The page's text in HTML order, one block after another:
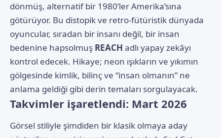
dönmüş, alternatif bir 1980’ler Amerika’sına
götürüyor. Bu distopik ve retro-fütüristik dünyada
oyuncular, sıradan bir insanı değil, bir insan
bedenine hapsolmuş REACH adlı yapay zekâyı
kontrol edecek. Hikaye; neon ışıkların ve yıkımın
gölgesinde kimlik, bilinç ve “insan olmanın” ne
anlama geldiği gibi derin temaları sorgulayacak.
Takvimler işaretlendi: Mart 2026
Görsel stiliyle şimdiden bir klasik olmaya aday